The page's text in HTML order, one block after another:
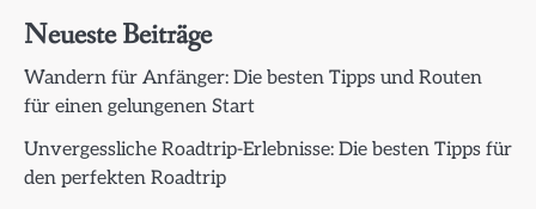
Neueste Beiträge
Wandern für Anfänger: Die besten Tipps und Routen
für einen gelungenen Start
Unvergessliche Roadtrip-Erlebnisse: Die besten Tipps für
den perfekten Roadtrip